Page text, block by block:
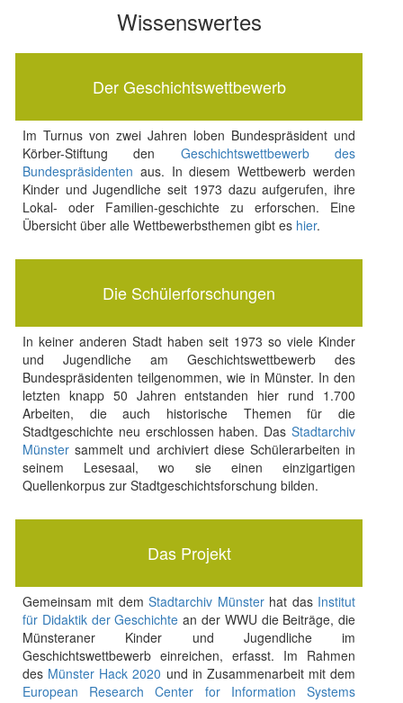
Wissenswertes
Der Geschichtswettbewerb
Im Turnus von zwei Jahren loben Bundespräsident und
Körber-Stiftung den Geschichtswettbewerb des
Bundespräsidenten aus. In diesem Wettbewerb werden
Kinder und Jugendliche seit 1973 dazu aufgerufen, ihre
Lokal- oder Familien-geschichte zu erforschen. Eine
Übersicht über alle Wettbewerbsthemen gibt es hier.
Die Schülerforschungen
In keiner anderen Stadt haben seit 1973 so viele Kinder
und Jugendliche am Geschichtswettbewerb des
Bundespräsidenten teilgenommen, wie in Münster. In den
letzten knapp 50 Jahren entstanden hier rund 1.700
Arbeiten, die auch historische Themen für die
Stadtgeschichte neu erschlossen haben. DasStadtarchiv
Münstersammelt und archiviert diese Schülerarbeiten in
seinem Lesesaal, wo sie einen einzigartigen
Quellenkorpus zur Stadtgeschichtsforschung bilden.
Das Projekt
Gemeinsam mit demStadtarchiv Münsterhat das Institut
für Didaktik der Geschichte an der WWU die Beiträge, die
Münsteraner Kinder und Jugendliche im
Geschichtswettbewerb einreichen, erfasst. Im Rahmen
des Münster Hack 2020 und in Zusammenarbeit mit dem
European Research Center for Information Systems